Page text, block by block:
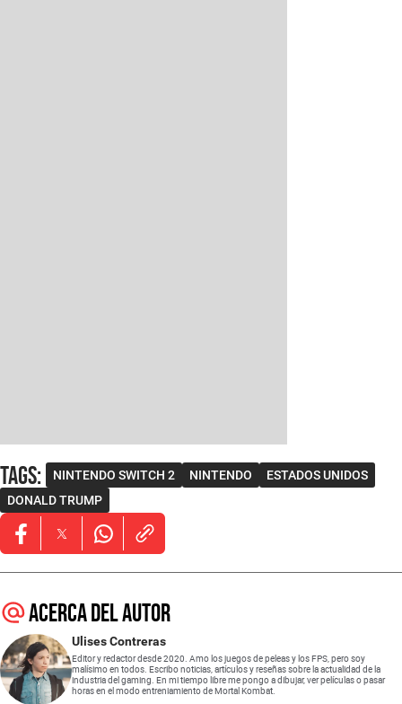
Tags: NINTENDO SWITCH 2 NINTENDO
ESTADOS UNIDOS
DONALD TRUMP
Opens in new window
Opens in new window
Opens in new window
Acerca del autor
Ulises Contreras
Editor y redactor desde 2020. Amo los juegos de peleas y los FPS, pero soy
malísimo en todos. Escribo noticias, artículos y reseñas sobre la actualidad de la
industria del gaming. En mi tiempo libre me pongo a dibujar, ver películas o pasar
horas en el modo entreniamiento de Mortal Kombat.